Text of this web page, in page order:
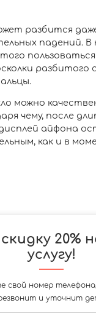
разбится
падений. В
разбитого
можно
чему, после
айфона
как и в
20%
услугу!
свой номер
и уточнит